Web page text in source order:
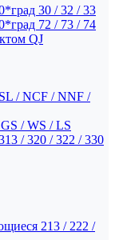
30 / 32 / 33
72 / 73 / 74
QJ
/ NCF / NNF /
/ WS / LS
/ 320 / 322 / 330
213 / 222 /